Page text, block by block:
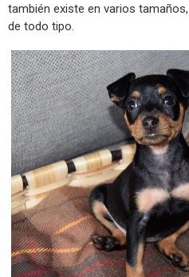
también existe en varios
de todo tipo.